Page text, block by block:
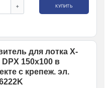
+ КУПИТЬ
для лотка Х-
150х100 в
с крепеж. эл.